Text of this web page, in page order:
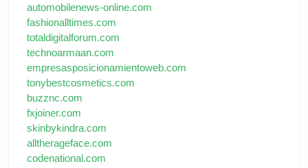
automobilenews-online.com
fashionalltimes.com
totaldigitalforum.com
technoarmaan.com
empresasposicionamientoweb.com
tonybestcosmetics.com
buzznc.com
fxjoiner.com
skinbykindra.com
alltherageface.com
codenational.com